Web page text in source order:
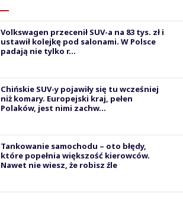
Volkswagen przecenił SUV-a na 83 tys. zł i
ustawił kolejkę pod salonami. W Polsce
padają nie tylko r...
Chińskie SUV-y pojawiły się tu wcześniej
niż komary. Europejski kraj, pełen
Polaków, jest nimi zachw...
Tankowanie samochodu – oto błędy,
które popełnia większość kierowców.
Nawet nie wiesz, że robisz źle